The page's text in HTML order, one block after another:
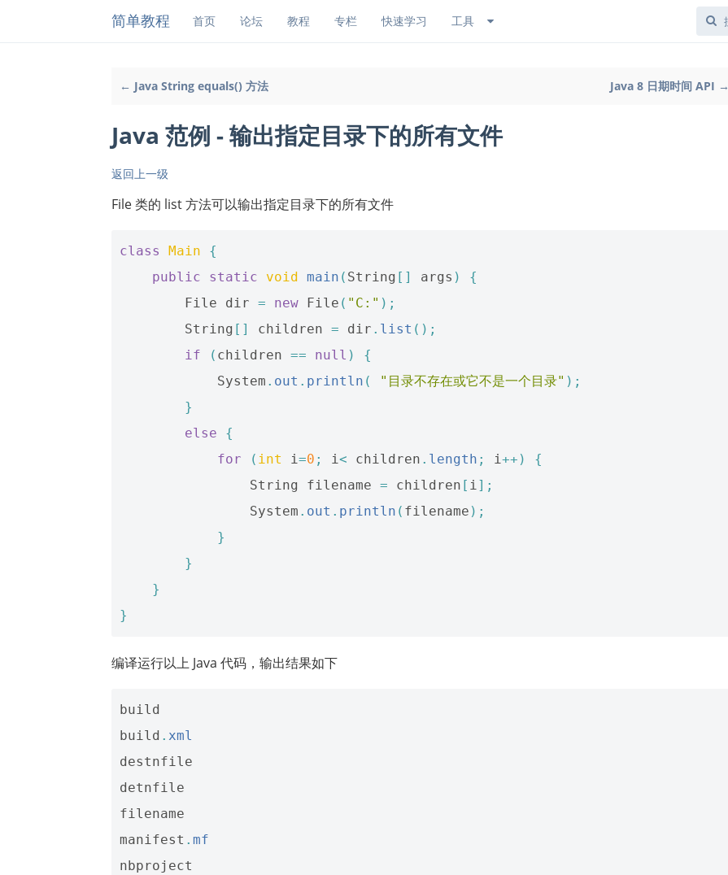
简单教程 首页 论坛 教程 专栏 快速学习 工具
← Java String equals() 方法 Java 8 日期时间 API →
Java 范例 - 输出指定目录下的所有文件
返回上一级
File 类的 list 方法可以输出指定目录下的所有文件
class Main
{
public
static void main ( String [] args )
{
File
dir = new File ( "C:" );
String [] children = dir . list ();
if
( children == null )
{
System . out . println ( "目录不存在或它不是一个目录" );
}
else
{
for
( int i =0 ; i < children . length ; i ++)
{
String
filename = children [ i ];
System . out . println ( filename );
}
}
}
}
编译运行以上 Java 代码，输出结果如下
build
build . xml
destnfile
detnfile
filename
manifest . mf
nbproject